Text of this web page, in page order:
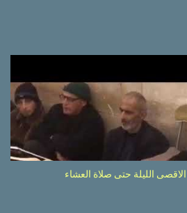
الليلة حتى صلاة العشاء